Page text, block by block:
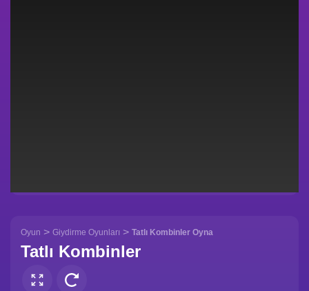
Oyun > Giydirme Oyunları > Tatlı Kombinler Oyna
Tatlı Kombinler